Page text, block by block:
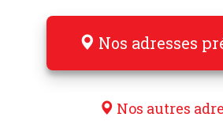
Nos adresses
Nos autres